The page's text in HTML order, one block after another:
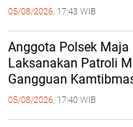
05/08/2026, 17:43 WIB
Anggota Polsek Maja
Laksanakan Patroli
Gangguan
05/08/2026, 17:40 WIB